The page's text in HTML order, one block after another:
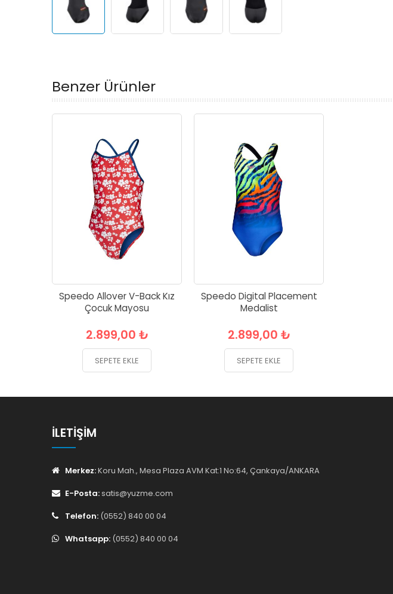
Benzer Ürünler
Speedo Allover V-Back Kız
Çocuk Mayosu
2.899,00 ₺
SEPETE EKLE
Speedo Digital Placement
Medalist
2.899,00 ₺
SEPETE EKLE
İLETIŞIM
Merkez:Koru Mah., Mesa Plaza AVM Kat:1 No:64, Çankaya/ANKARA
E-Posta:satis@yuzme.com
Telefon: (0552) 840 00 04
Whatsapp: (0552) 840 00 04